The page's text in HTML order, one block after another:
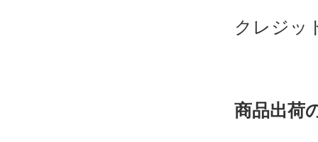
クレジッ
商品出荷